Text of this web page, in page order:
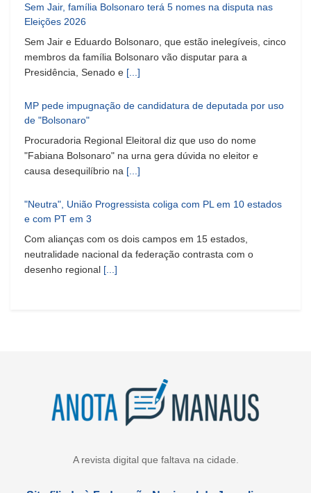
Sem Jair, família Bolsonaro terá 5 nomes na disputa nas
Eleições 2026
Sem Jair e Eduardo Bolsonaro, que estão inelegíveis, cinco
membros da família Bolsonaro vão disputar para a
Presidência, Senado e [...]
MP pede impugnação de candidatura de deputada por uso
de "Bolsonaro"
Procuradoria Regional Eleitoral diz que uso do nome
"Fabiana Bolsonaro" na urna gera dúvida no eleitor e
causa desequilíbrio na [...]
"Neutra", União Progressista coliga com PL em 10 estados
e com PT em 3
Com alianças com os dois campos em 15 estados,
neutralidade nacional da federação contrasta com o
desenho regional [...]
A revista digital que faltava na cidade.